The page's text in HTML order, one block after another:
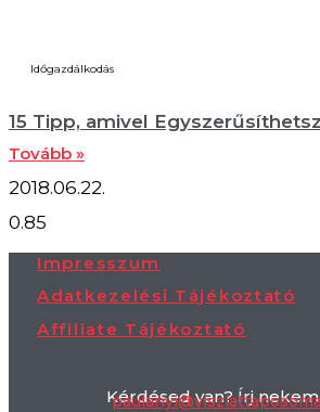
Időgazdálkodás
15 Tipp, amivel
Tovább »
2018.06.22.
Impresszum
Adatkezelési Tájékoztató
Affiliate Tájékoztató
Kérdésed van? Írj